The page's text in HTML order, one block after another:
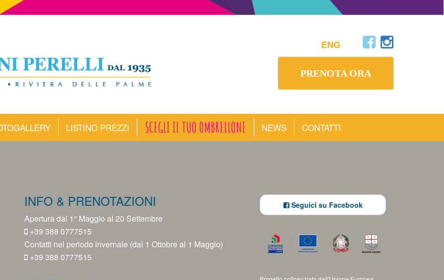
ENG
PRENOTA ORA
LISTINO PREZZI SCEGLI IL TUO OMBRELLONE NEWS CONTATTI
INFO & PRENOTAZIONI
Apertura dal 1° Maggio al 20 Settembre
+39 388 0777515
Contatti nel periodo invernale (dal 1 Ottobre al 1 Maggio)
+39 388 0777515
Seguici su Facebook